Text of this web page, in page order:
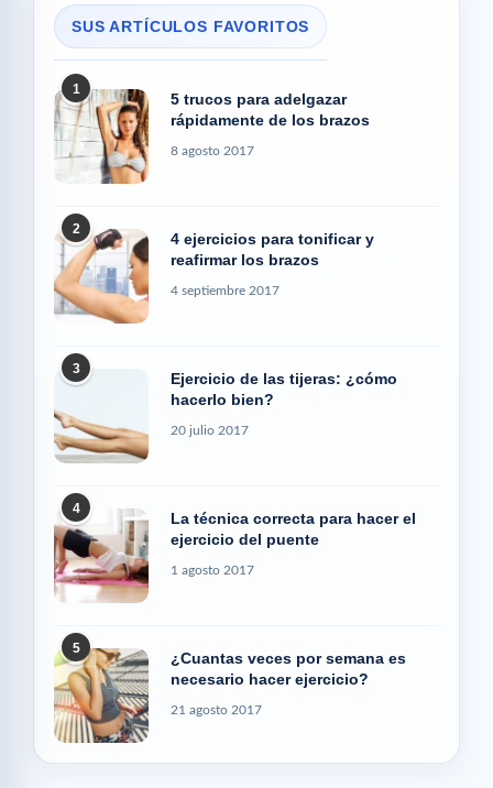
SUS ARTÍCULOS FAVORITOS
1
5 trucos para adelgazar
rápidamente de los brazos
8 agosto 2017
2
4 ejercicios para tonificar y
reafirmar los brazos
4 septiembre 2017
3
Ejercicio de las tijeras: ¿cómo
hacerlo bien?
20 julio 2017
4
La técnica correcta para hacer el
ejercicio del puente
1 agosto 2017
5
¿Cuantas veces por semana es
necesario hacer ejercicio?
21 agosto 2017